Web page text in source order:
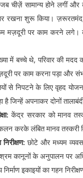
चीज़ें सामान्य होने लगीं
रखना शुरू किया।
मज़दूरी पर काम करने
में बच्चे थे, परिवार की
पर काम करना पड़ा और
से निपटने के लिए वृहद
जिन्हें अपनाकर दोनों
केंद्र सरकार को मानव
करके लंबित मानव तस्करी
छोटे और मध्यम
श्रम कानूनों के अनुपालन
इकाइयों का गहन